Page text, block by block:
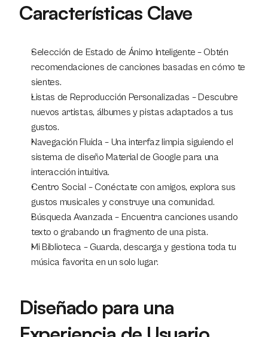
Características Clave
Selección de Estado de Ánimo Inteligente – Obtén
recomendaciones de canciones basadas en cómo te
sientes.
Listas de Reproducción Personalizadas – Descubre
nuevos artistas, álbumes y pistas adaptados a tus
gustos.
Navegación Fluida – Una interfaz limpia siguiendo el
sistema de diseño Material de Google para una
interacción intuitiva.
Centro Social – Conéctate con amigos, explora sus
gustos musicales y construye una comunidad.
Búsqueda Avanzada – Encuentra canciones usando
texto o grabando un fragmento de una pista.
Mi Biblioteca – Guarda, descarga y gestiona toda tu
música favorita en un solo lugar.
Diseñado para una